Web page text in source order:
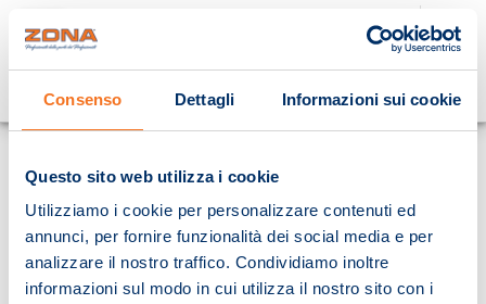
Consenso Dettagli Informazioni sui cookie
Questo sito web utilizza i cookie
Utilizziamo i cookie per personalizzare contenuti ed
annunci, per fornire funzionalità dei social media e per
analizzare il nostro traffico. Condividiamo inoltre
informazioni sul modo in cui utilizza il nostro sito con i
Cosa stai cercando?